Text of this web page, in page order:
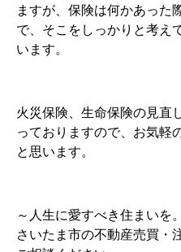
ますが、保険は何かあった
で、そこをしっかりと考え
います。
火災保険、生命保険の見直
っておりますので、お気軽
と思います。
～人生に愛すべき住まいを
さいたま市の不動産売買・